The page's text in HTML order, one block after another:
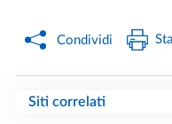
Condividi
Siti correlati